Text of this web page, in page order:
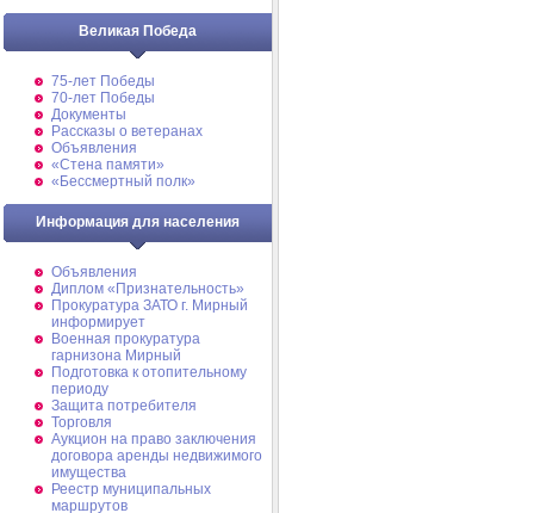
Великая Победа
75-лет Победы
70-лет Победы
Документы
Рассказы о ветеранах
Объявления
«Стена памяти»
«Бессмертный полк»
Информация для населения
Объявления
Диплом «Признательность»
Прокуратура ЗАТО г. Мирный
информирует
Военная прокуратура
гарнизона Мирный
Подготовка к отопительному
периоду
Защита потребителя
Торговля
Аукцион на право заключения
договора аренды недвижимого
имущества
Реестр муниципальных
маршрутов